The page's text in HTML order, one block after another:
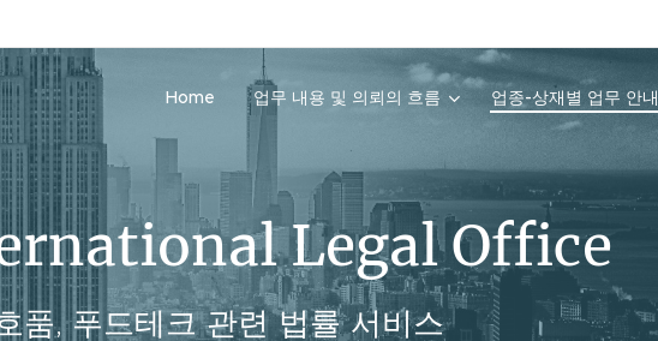
Home 업무 내용 및 의뢰의 흐름 업종-상재별 업무 안내
Legal Office
품, 푸드테크 관련 법률 서비스